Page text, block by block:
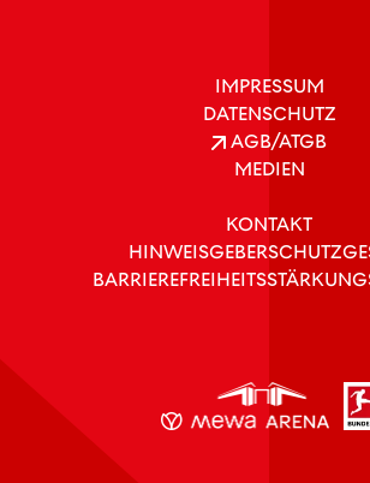
IMPRESSUM
DATENSCHUTZ
AGB/ATGB
MEDIEN
KONTAKT